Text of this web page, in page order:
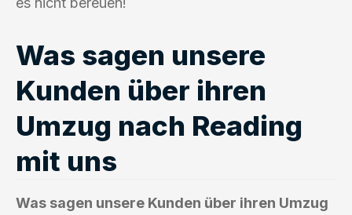
Was sagen unsere
Kunden über ihren
Umzug nach Reading
mit uns
Was sagen unsere Kunden über ihren Umzug